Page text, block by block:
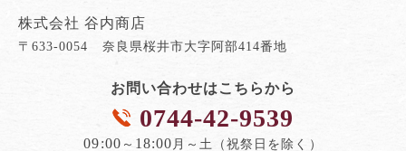
株式会社 谷内商店
〒633-0054 奈良県桜井市大字阿部414番地
お問い合わせはこちらから
0744-42-9539
09:00 ～ 18:00 月～土（祝祭日を除く）